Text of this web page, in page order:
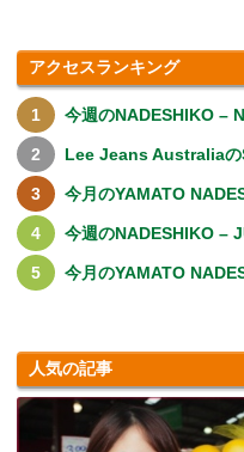
アクセスランキング
今週のNADESHIKO –
Lee Jeans Australia
今月のYAMATO
今週のNADESHIKO –
今月のYAMATO
人気の記事